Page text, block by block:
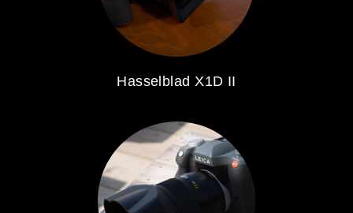
Hasselblad X1D II